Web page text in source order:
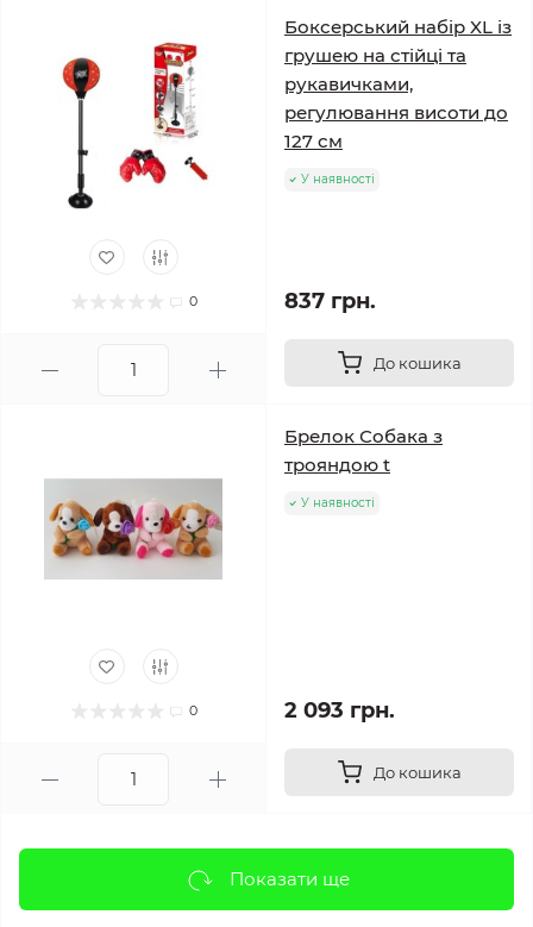
0
Боксерський набір XL із
грушею на стійці та
рукавичками,
регулювання висоти до
127 см
У наявності
837 грн.
До кошика
0
Брелок Собака з
трояндою t
У наявності
2 093 грн.
До кошика
Показати ще